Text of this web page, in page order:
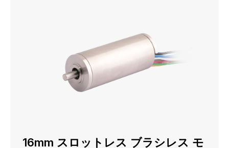
16mm スロットレス ブラシレス モ